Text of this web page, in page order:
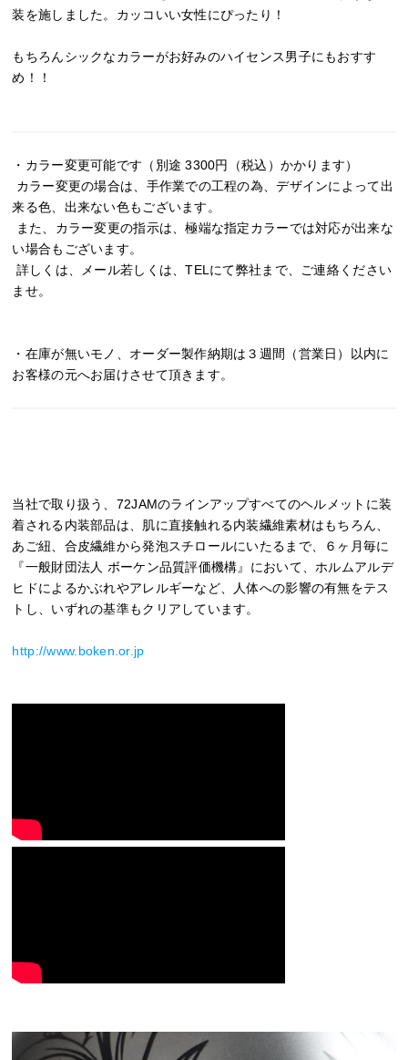
装を施しました。カッコいい女性にぴったり！
もちろんシックなカラーがお好みのハイセンス男子にもおすす
め！！
・カラー変更可能です（別途 3300円（税込）かかります）
カラー変更の場合は、手作業での工程の為、デザインによって出
来る色、出来ない色もございます。
また、カラー変更の指示は、極端な指定カラーでは対応が出来な
い場合もございます。
詳しくは、メール若しくは、TELにて弊社まで、ご連絡ください
ませ。
・在庫が無いモノ、オーダー製作納期は３週間（営業日）以内に
お客様の元へお届けさせて頂きます。
当社で取り扱う、72JAMのラインアップすべてのヘルメットに装
着される内装部品は、肌に直接触れる内装繊維素材はもちろん、
あご紐、合皮繊維から発泡スチロールにいたるまで、６ヶ月毎に
『一般財団法人 ボーケン品質評価機構』において、ホルムアルデ
ヒドによるかぶれやアレルギーなど、人体への影響の有無をテス
トし、いずれの基準もクリアしています。
http://www.boken.or.jp